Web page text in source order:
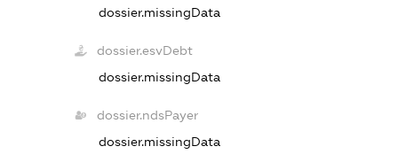
dossier.missingData
dossier.esvDebt
dossier.missingData
dossier.ndsPayer
dossier.missingData